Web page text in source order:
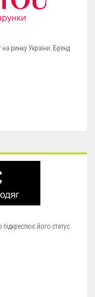
на ринку України. Бренд
його статус.